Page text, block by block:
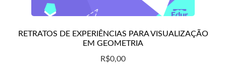
RETRATOS DE EXPERIÊNCIAS PARA VISUALIZAÇÃO
EM GEOMETRIA
R$0,00